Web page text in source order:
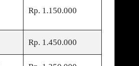
Rp. 1.150.000
Rp. 1.450.000